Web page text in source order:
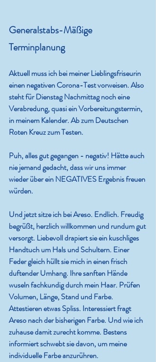
Generalstabs-Mäßige
Terminplanung
Aktuell muss ich bei meiner Lieblingsfriseurin
einen negativen Corona-Test vorweisen. Also
steht für Dienstag Nachmittag noch eine
Verabredung, quasi ein Vorbereitungstermin,
in meinem Kalender. Ab zum Deutschen
Roten Kreuz zum Testen.
Puh, alles gut gegangen - negativ! Hätte auch
nie jemand gedacht, dass wir uns immer
wieder über ein NEGATIVES Ergebnis freuen
würden.
Und jetzt sitze ich bei Areso. Endlich. Freudig
begrüßt, herzlich willkommen und rundum gut
versorgt. Liebevoll drapiert sie ein kuschliges
Handtuch um Hals und Schultern. Einer
Feder gleich hüllt sie mich in einen frisch
duftender Umhang. Ihre sanften Hände
wuseln fachkundig durch mein Haar. Prüfen
Volumen, Länge, Stand und Farbe.
Attestieren etwas Spliss. Interessiert fragt
Areso nach der bisherigen Farbe. Und wie ich
zuhause damit zurecht komme. Bestens
informiert schwebt sie davon, um meine
individuelle Farbe anzurühren.